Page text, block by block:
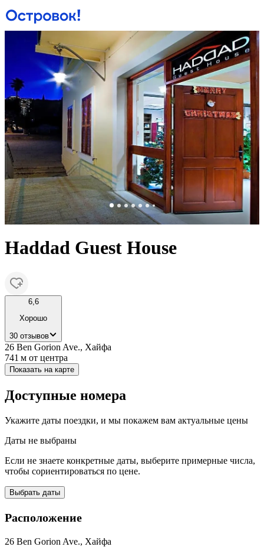
Haddad Guest House
6,6
Хорошо
30 отзывов
26 Ben Gorion Ave., Хайфа
741 м от центра
Показать на карте
Доступные номера
Укажите даты поездки, и мы покажем вам актуальные цены
Даты не выбраны
Если не знаете конкретные даты, выберите примерные числа,
чтобы сориентироваться по цене.
Выбрать даты
Расположение
26 Ben Gorion Ave., Хайфа